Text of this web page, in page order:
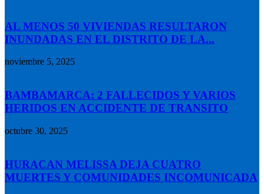
AL MENOS 50 VIVIENDAS RESULTARON
INUNDADAS EN EL DISTRITO DE LA...
noviembre 5, 2025
BAMBAMARCA: 2 FALLECIDOS Y VARIOS
HERIDOS EN ACCIDENTE DE TRANSITO
octubre 30, 2025
HURACAN MELISSA DEJA CUATRO
MUERTES Y COMUNIDADES INCOMUNICADA